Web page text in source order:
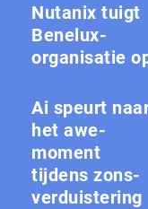
Nutanix tuigt
Benelux-
organisatie
Ai speurt
het awe-
moment
tijdens zons­
ver­duis­te­ring